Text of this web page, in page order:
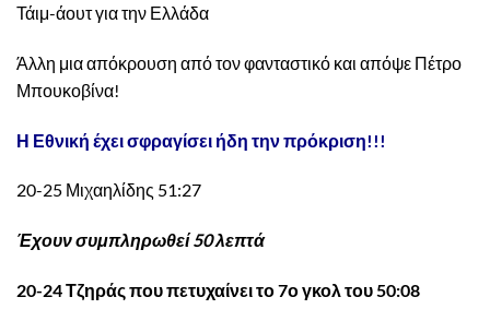
Τάιμ-άουτ για την Ελλάδα
Άλλη μια απόκρουση από τον φανταστικό και απόψε Πέτρο
Μπουκοβίνα!
Η Εθνική έχει σφραγίσει ήδη την πρόκριση!!!
20-25 Μιχαηλίδης 51:27
Έχουν συμπληρωθεί 50 λεπτά
20-24 Τζηράς που πετυχαίνει το 7ο γκολ του 50:08